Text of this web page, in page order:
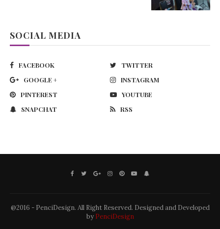
SOCIAL MEDIA
FACEBOOK
TWITTER
GOOGLE +
INSTAGRAM
PINTEREST
YOUTUBE
SNAPCHAT
RSS
@2016 - PenciDesign. All Right Reserved. Designed and Developed
by PenciDesign